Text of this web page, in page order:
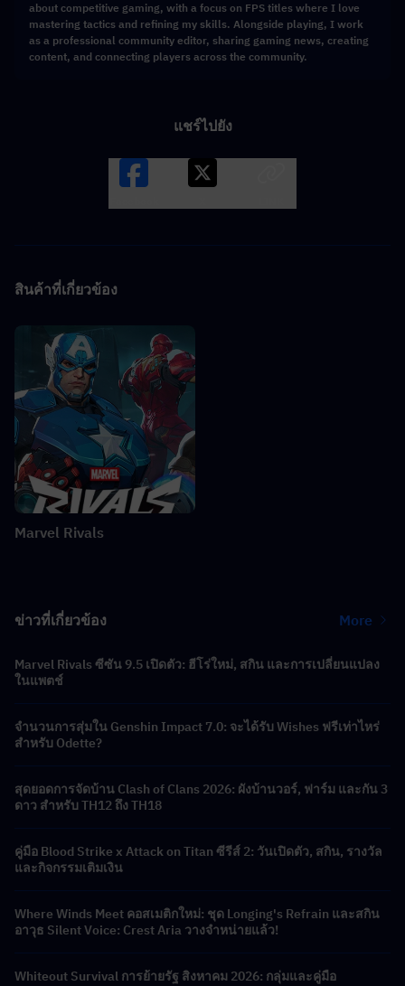
about competitive gaming, with a focus on FPS titles where I love
mastering tactics and refining my skills. Alongside playing, I work
as a professional community editor, sharing gaming news, creating
content, and connecting players across the community.
แชร์ไปยัง
สินค้าที่เกี่ยวข้อง
Marvel Rivals
ข่าวที่เกี่ยวข้อง More
Marvel Rivals ซีซัน 9.5 เปิดตัว: ฮีโร่ใหม่, สกิน และการเปลี่ยนแปลง
ในแพตช์
จำนวนการสุ่มใน Genshin Impact 7.0: จะได้รับ Wishes ฟรีเท่าไหร่
สำหรับ Odette?
สุดยอดการจัดบ้าน Clash of Clans 2026: ผังบ้านวอร์, ฟาร์ม และกัน 3
ดาว สำหรับ TH12 ถึง TH18
คู่มือ Blood Strike x Attack on Titan ซีรีส์ 2: วันเปิดตัว, สกิน, รางวัล
และกิจกรรมเติมเงิน
Where Winds Meet คอสเมติกใหม่: ชุด Longing's Refrain และสกิน
อาวุธ Silent Voice: Crest Aria วางจำหน่ายแล้ว!
Whiteout Survival การย้ายรัฐ สิงหาคม 2026: กลุ่มและคู่มือ